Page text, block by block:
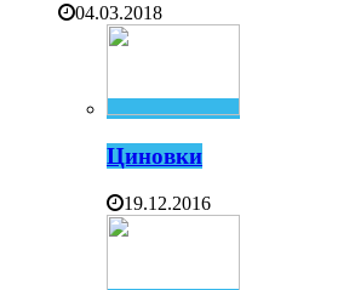
04.03.2018
Циновки
19.12.2016